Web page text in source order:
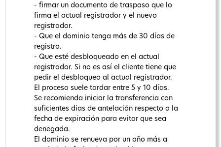
- firmar un documento de traspaso que lo
firma el actual registrador y el nuevo
registrador.
- Que el dominio tenga más de 30 días de
registro.
- Que esté desbloqueado en el actual
registrador. Si no es así el cliente tiene que
pedir el desbloqueo al actual registrador.
El proceso suele tardar entre 5 y 10 días.
Se recomienda iniciar la transferencia con
suficientes días de antelación respecto a la
fecha de expiración para evitar que sea
denegada.
El dominio se renueva por un año más a